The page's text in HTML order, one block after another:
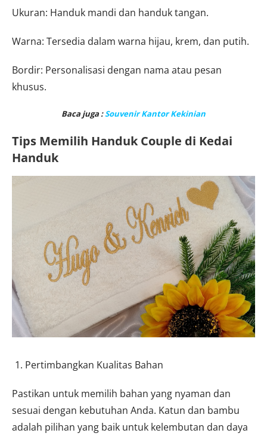
Ukuran: Handuk mandi dan handuk tangan.
Warna: Tersedia dalam warna hijau, krem, dan putih.
Bordir: Personalisasi dengan nama atau pesan
khusus.
Baca juga :Souvenir Kantor Kekinian
Tips Memilih Handuk Couple di Kedai
Handuk
Pertimbangkan Kualitas Bahan
Pastikan untuk memilih bahan yang nyaman dan
sesuai dengan kebutuhan Anda. Katun dan bambu
adalah pilihan yang baik untuk kelembutan dan daya